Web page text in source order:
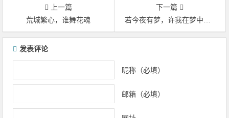
上一篇
荒城繁心，谁舞花魂
下一篇
若今夜有梦，许我在梦中念想成真！
文章导航
发表评论
昵称（必填）
邮箱（必填）